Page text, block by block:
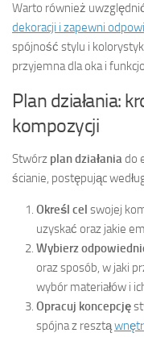
Warto również
dekoracji i zapewni
spójność stylu i
przyjemna dla oka i
Plan działania:
kompozycji
Stwórz plan działaniado
ścianie, postępując
Określ cel swojej
uzyskać oraz jakie
Wybierz
oraz sposób, w jaki
wybór materiałów i
Opracuj koncepcję
spójna z resztą